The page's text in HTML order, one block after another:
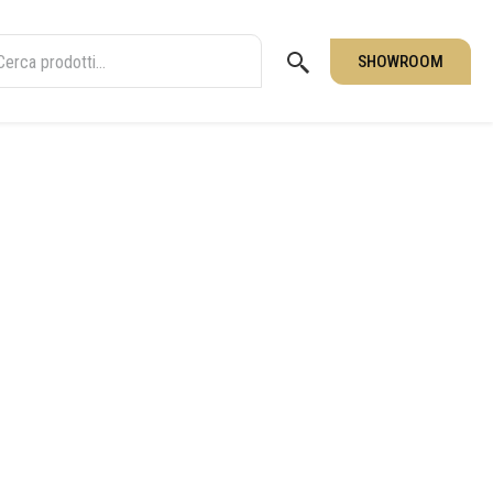
SHOWROOM